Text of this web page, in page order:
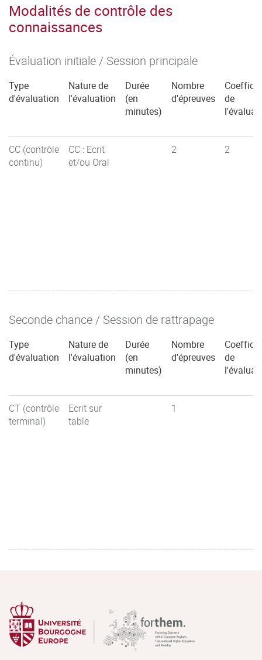
Modalités de contrôle des
connaissances
Évaluation initiale / Session principale
Type
d'évaluation
Nature de
l'évaluation
Durée
(en
minutes)
Nombre
d'épreuves
de
CC (contrôle
continu)
CC : Ecrit
et/ou Oral
2 2
Seconde chance / Session de rattrapage
Type
d'évaluation
Nature de
l'évaluation
Durée
(en
minutes)
Nombre
d'épreuves
de
CT (contrôle
terminal)
Ecrit sur
table
1